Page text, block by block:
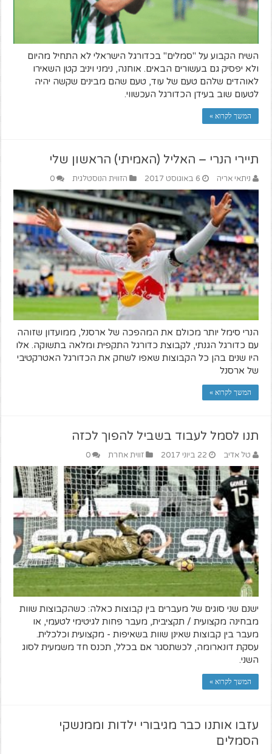
השיח הקבוע על "סמלים" בכדורגל הישראלי לא התחיל מהיום
ולא יפסיק גם בעשורים הבאים. אוחנה, נימני ויניב קטן השאירו
לאוהדים שלהם טעם של עוד, טעם שהם מבינים שקשה יהיה
לטעום שוב בעידן הכדורגל העכשווי.
המשך לקרוא »
תיירי הנרי – האליל (האמיתי) הראשון שלי
ניתאי אריה 6 באוגוסט 2017 הזווית הנוסטלגית 0
הנרי סימל יותר מכולם את המהפכה של ארסנל, ממועדון שזוהה
עם כדורגל הגנתי, לקבוצת כדורגל התקפית ומלאה בתשוקה. אלו
היו שנים בהן כל הקבוצות שאפו לשחק את הכדורגל האטרקטיבי
של ארסנל
המשך לקרוא »
תנו לסמל לעבוד בשביל להפוך לכזה
טל אדיב 22 ביוני 2017 זווית אחרת 0
ישנם שני סוגים של מעברים בין קבוצות כאלה: כשהקבוצות שוות
מבחינה מקצועית / תקציבית, מעבר פחות לגיטימי לטעמי, או
מעבר בין קבוצות שאינן שוות בשאיפות - מקצועית וכלכלית.
עסקת דונארומה, לכשתסגר אם בכלל, תכנס חד משמעית לסוג
השני.
המשך לקרוא »
עזבו אותנו כבר מגיבורי ילדות וממנשקי
הסמלים